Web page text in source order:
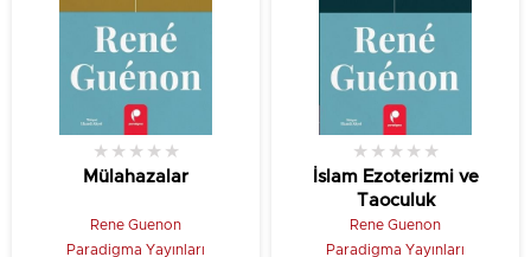
Mülahazalar
★ ★ ★ ★ ★
Rene Guenon
Paradigma Yayınları
İslam Ezoterizmi ve
Taoculuk
★ ★ ★ ★ ★
Rene Guenon
Paradigma Yayınları